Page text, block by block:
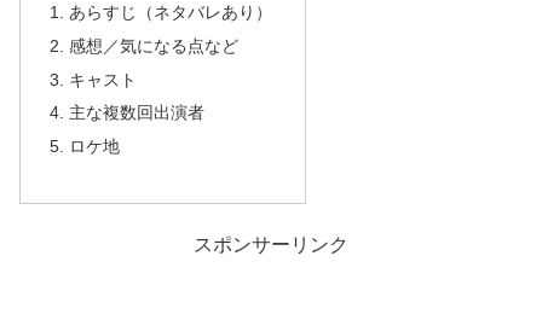
あらすじ（ネタバレあり）
感想／気になる点など
キャスト
主な複数回出演者
ロケ地
スポンサーリンク